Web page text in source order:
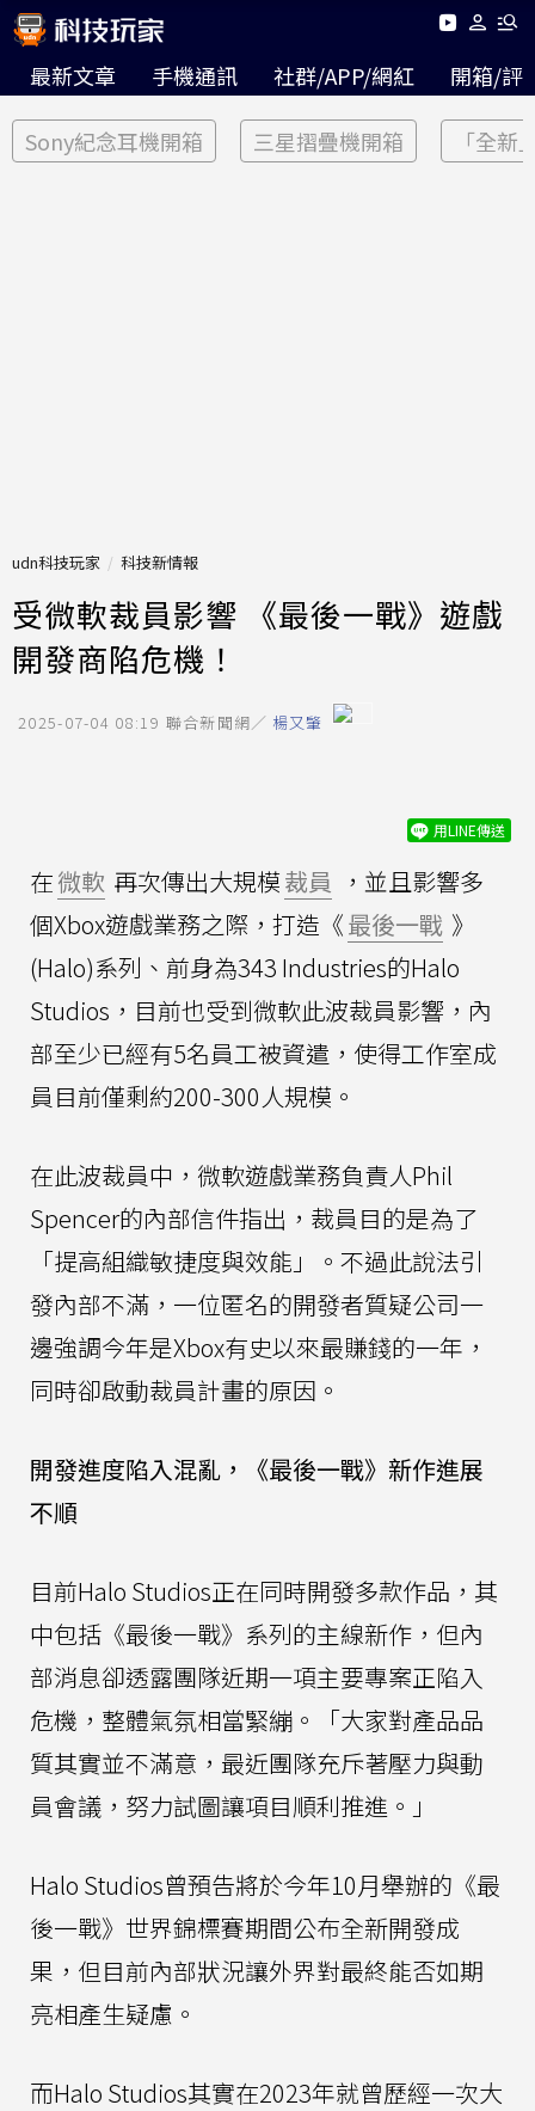
最新文章 手機通訊 社群/APP/網紅 開箱/評
Sony紀念耳機開箱 三星摺疊機開箱 「全新
udn科技玩家 科技新情報
受微軟裁員影響 《最後一戰》遊戲
開發商陷危機！
2025-07-04 08:19 聯合新聞網／ 楊又肇
用LINE傳送
在微軟 再次傳出大規模裁員 ，並且影響多
個Xbox遊戲業務之際，打造《最後一戰 》
(Halo)系列、前身為343 Industries的Halo
Studios，目前也受到微軟此波裁員影響，內
部至少已經有5名員工被資遣，使得工作室成
員目前僅剩約200-300人規模。
在此波裁員中，微軟遊戲業務負責人Phil
Spencer的內部信件指出，裁員目的是為了
「提高組織敏捷度與效能」。不過此說法引
發內部不滿，一位匿名的開發者質疑公司一
邊強調今年是Xbox有史以來最賺錢的一年，
同時卻啟動裁員計畫的原因。
開發進度陷入混亂，《最後一戰》新作進展
不順
目前Halo Studios正在同時開發多款作品，其
中包括《最後一戰》系列的主線新作，但內
部消息卻透露團隊近期一項主要專案正陷入
危機，整體氣氛相當緊繃。「大家對產品品
質其實並不滿意，最近團隊充斥著壓力與動
員會議，努力試圖讓項目順利推進。」
Halo Studios曾預告將於今年10月舉辦的《最
後一戰》世界錦標賽期間公布全新開發成
果，但目前內部狀況讓外界對最終能否如期
亮相產生疑慮。
而Halo Studios其實在2023年就曾歷經一次大